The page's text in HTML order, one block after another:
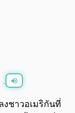
/0:00
งชาวอเมริกันที่